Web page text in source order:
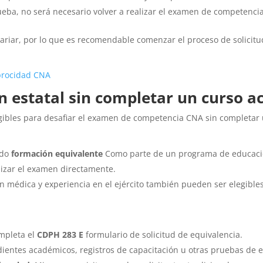
no será necesario volver a realizar el examen de
por lo que es recomendable comenzar el proceso de
CNA
estatal sin completar un curso
para desafiar el examen de competencia CNA sin
formación equivalente Como parte de un programa de
el examen directamente.
médica y experiencia en el ejército también pueden ser
elCDPH 283 E formulario de solicitud de equivalencia.
académicos, registros de capacitación u otras pruebas de